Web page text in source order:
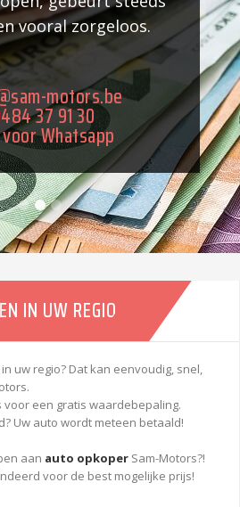
vooral zorgeloos.
motors.be
37 91 30
Whatsapp
IN UW REGIO
in uw regio? Dat kan eenvoudig, snel,
voor een gratis waardebepaling.
Uw auto wordt meteen betaald!
aan auto opkoper Sam-Motors?!
voor de best mogelijke prijs!